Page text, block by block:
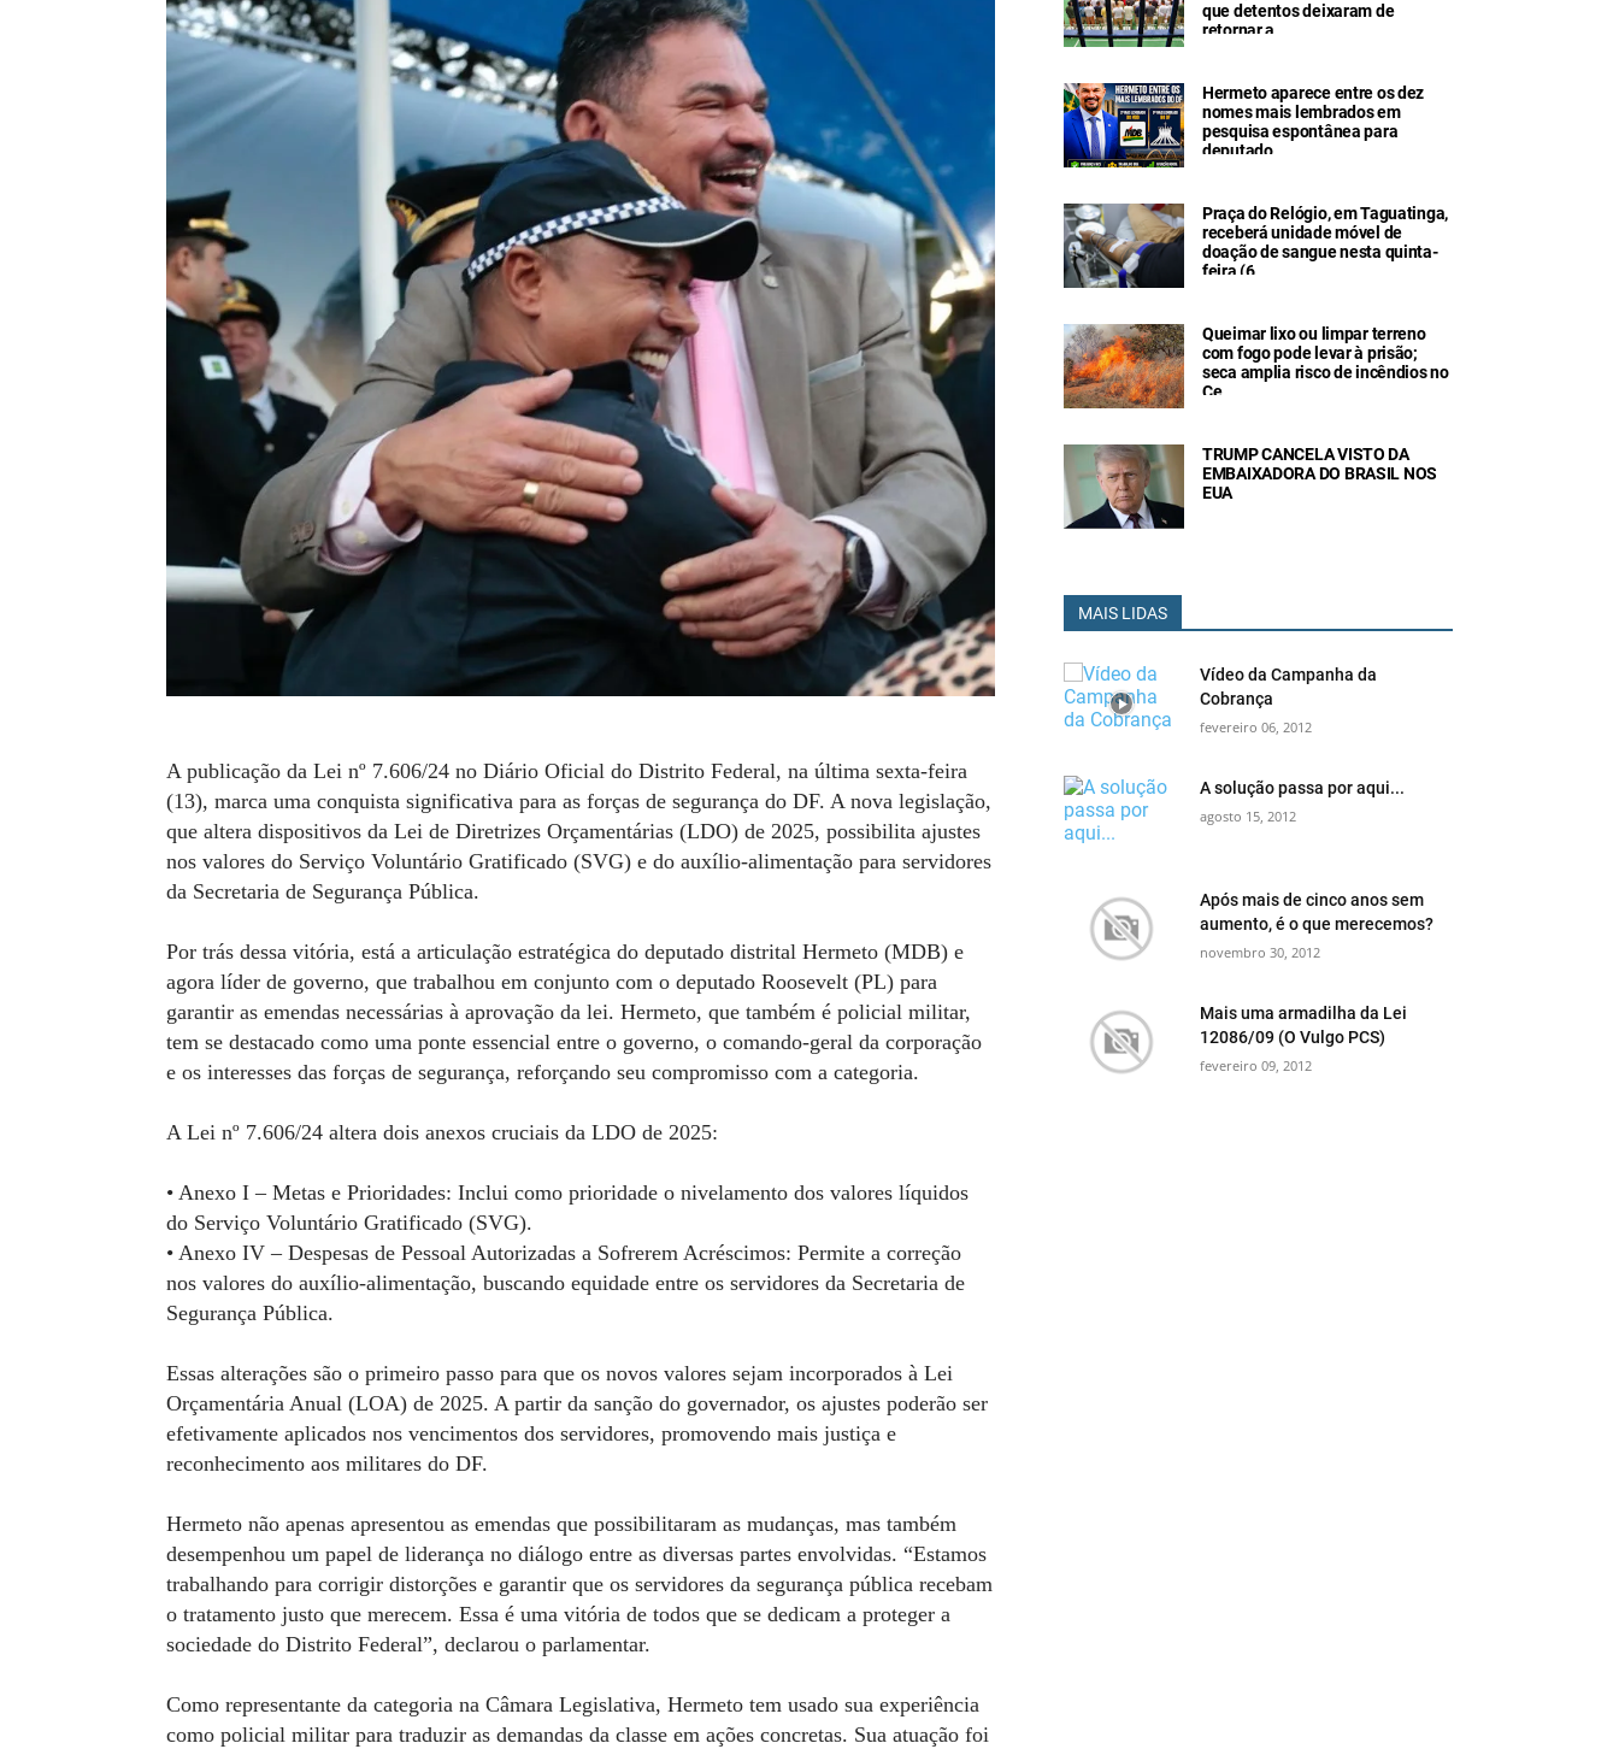
A publicação da Lei nº 7.606/24 no Diário Oficial do Distrito Federal, na última sexta-feira
(13), marca uma conquista significativa para as forças de segurança do DF. A nova legislação,
que altera dispositivos da Lei de Diretrizes Orçamentárias (LDO) de 2025, possibilita ajustes
nos valores do Serviço Voluntário Gratificado (SVG) e do auxílio-alimentação para servidores
da Secretaria de Segurança Pública.
Por trás dessa vitória, está a articulação estratégica do deputado distrital Hermeto (MDB) e
agora líder de governo, que trabalhou em conjunto com o deputado Roosevelt (PL) para
garantir as emendas necessárias à aprovação da lei. Hermeto, que também é policial militar,
tem se destacado como uma ponte essencial entre o governo, o comando-geral da corporação
e os interesses das forças de segurança, reforçando seu compromisso com a categoria.
A Lei nº 7.606/24 altera dois anexos cruciais da LDO de 2025:
• Anexo I – Metas e Prioridades: Inclui como prioridade o nivelamento dos valores líquidos
do Serviço Voluntário Gratificado (SVG).
• Anexo IV – Despesas de Pessoal Autorizadas a Sofrerem Acréscimos: Permite a correção
nos valores do auxílio-alimentação, buscando equidade entre os servidores da Secretaria de
Segurança Pública.
Essas alterações são o primeiro passo para que os novos valores sejam incorporados à Lei
Orçamentária Anual (LOA) de 2025. A partir da sanção do governador, os ajustes poderão ser
efetivamente aplicados nos vencimentos dos servidores, promovendo mais justiça e
reconhecimento aos militares do DF.
Hermeto não apenas apresentou as emendas que possibilitaram as mudanças, mas também
desempenhou um papel de liderança no diálogo entre as diversas partes envolvidas. “Estamos
trabalhando para corrigir distorções e garantir que os servidores da segurança pública recebam
o tratamento justo que merecem. Essa é uma vitória de todos que se dedicam a proteger a
sociedade do Distrito Federal”, declarou o parlamentar.
Como representante da categoria na Câmara Legislativa, Hermeto tem usado sua experiência
como policial militar para traduzir as demandas da classe em ações concretas. Sua atuação foi
que detentos deixaram de
retornar a
Hermeto aparece entre os dez
nomes mais lembrados em
pesquisa espontânea para
deputado
Praça do Relógio, em Taguatinga,
receberá unidade móvel de
doação de sangue nesta quinta-
feira (6
Queimar lixo ou limpar terreno
com fogo pode levar à prisão;
seca amplia risco de incêndios no
Ce
TRUMP CANCELA VISTO DA
EMBAIXADORA DO BRASIL NOS
EUA
MAIS LIDAS
Vídeo da Campanha da
Cobrança
fevereiro 06, 2012
A solução passa por aqui...
agosto 15, 2012
Após mais de cinco anos sem
aumento, é o que merecemos?
novembro 30, 2012
Mais uma armadilha da Lei
12086/09 (O Vulgo PCS)
fevereiro 09, 2012